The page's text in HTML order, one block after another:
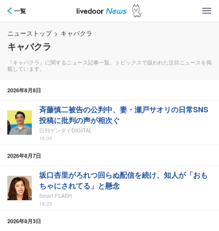
一覧
ニューストップ > キャバクラ
キャバクラ
『キャバクラ』に関するニュース記事一覧。トピックスで扱われた注目ニュースを掲
載しています。
2026年8月8日
斉藤慎二被告の公判中、妻・瀬戸サオリの日常SNS
投稿に批判の声が相次ぐ
日刊ゲンダイDIGITAL
15:05
2026年8月7日
坂口杏里がろれつ回らぬ配信を続け、知人が「おも
ちゃにされてる」と懸念
Smart FLASH
18:25
2026年8月3日